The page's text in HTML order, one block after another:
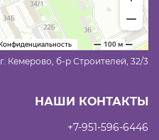
г. Кемерово, б-р Строителей, 32/3
НАШИ КОНТАКТЫ
+7-951-596-6446